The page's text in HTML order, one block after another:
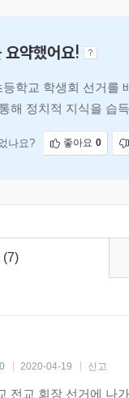
않았으면 결코 알
장 선거 도전기는
하게 자기 주장을 하
을 구할 준비를 하고
약했어요!
학교 학생회 선거를
해 정치적 지식을 습
, 아이들
| 2020-04-19 | 신고